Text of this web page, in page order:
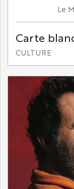
Le
Carte
CULTURE